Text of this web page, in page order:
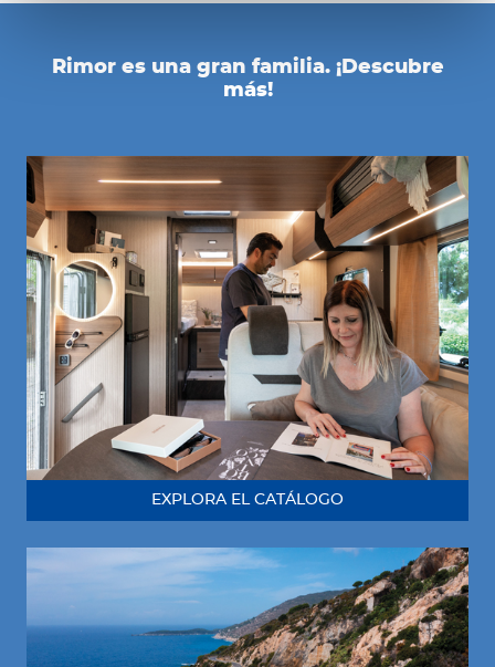
Rimor es una gran familia. ¡Descubre
más!
EXPLORA EL CATÁLOGO